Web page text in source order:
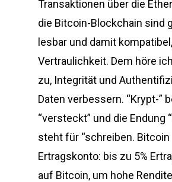
Transaktionen über die
die Bitcoin-Blockchain sind
lesbar und damit
Vertraulichkeit. Dem höre
zu, Integrität und
Daten verbessern. “Krypt-”
“versteckt” und die Endung
steht für “schreiben. Bitcoin
Ertragskonto: bis zu 5%
auf Bitcoin, um hohe